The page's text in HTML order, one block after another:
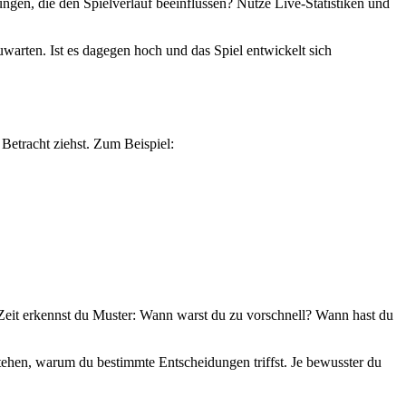
die den Spielverlauf beeinflussen? Nutze Live-Statistiken und
Ist es dagegen hoch und das Spiel entwickelt sich
ziehst. Zum Beispiel:
erkennst du Muster: Wann warst du zu vorschnell? Wann hast du
warum du bestimmte Entscheidungen triffst. Je bewusster du